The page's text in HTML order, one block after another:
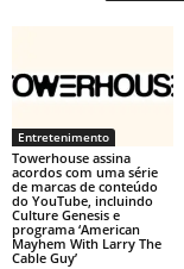
Entretenimento
Towerhouse assina
acordos com uma série
de marcas de conteúdo
do YouTube, incluindo
Culture Genesis e
programa ‘American
Mayhem With Larry The
Cable Guy’